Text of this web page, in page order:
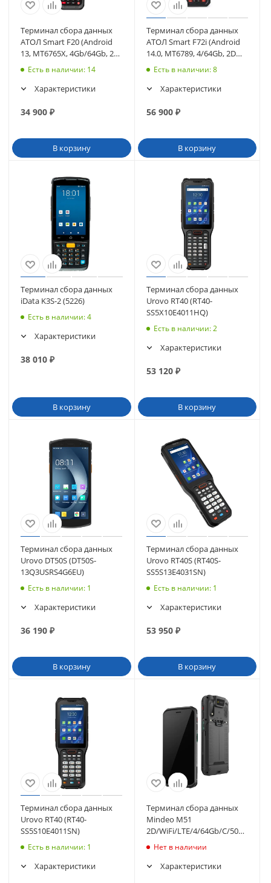
Терминал сбора данных
АТОЛ Smart F20 (Android
13, MT6765X, 4Gb/64Gb, 2D
N6602-W2, Wi-Fi, BT (65753)
Есть в наличии: 14
Характеристики
34 900 ₽
В корзину
Терминал сбора данных
АТОЛ Smart F72i (Android
14.0, MT6789, 4/64Gb, 2D
Newland N1 (47кл) (63347)
Есть в наличии: 8
Характеристики
56 900₽
В корзину
Терминал сбора данных
iData K3S-2 (5226)
Есть в наличии: 4
Характеристики
38 010 ₽
В корзину
Терминал сбора данных
Urovo RT40 (RT40-
SS5X10E4011HQ)
Есть в наличии: 2
Характеристики
53 120₽
В корзину
Терминал сбора данных
Urovo DT50S (DT50S-
13Q3USRS4G6EU)
Есть в наличии: 1
Характеристики
36 190 ₽
В корзину
Терминал сбора данных
Urovo RT40S (RT40S-
SS5S13E4031SN)
Есть в наличии: 1
Характеристики
53 950₽
В корзину
Терминал сбора данных
Urovo RT40 (RT40-
SS5S10E4011SN)
Есть в наличии: 1
Характеристики
Терминал сбора данных
Mindeo M51
2D/WiFi/LTE/4/64Gb/C/5000mAh/
(M51TE464D0130C0
Нет в наличии
Характеристики